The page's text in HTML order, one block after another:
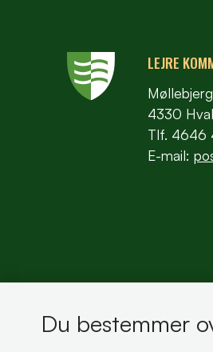
LEJRE
4330
Tlf. 4646
E-mail:
Bemærk!
Du bestemmer